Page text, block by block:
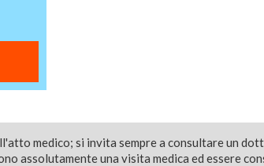
medico; si invita sempre a consultare un
assolutamente una visita medica ed essere